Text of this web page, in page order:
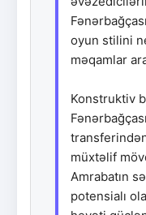
oyun stilini
məqamlar
Konstruktiv
müxtəlif
Amrabatın
potensialı